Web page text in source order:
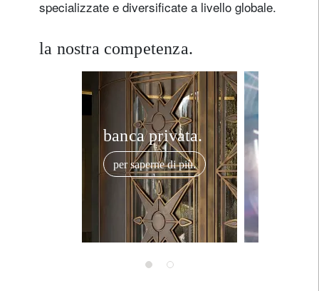
specializzate e diversificate a livello globale.
la nostra competenza.
banca privata.
per saperne di più.